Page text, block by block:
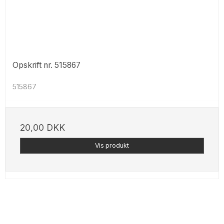
Opskrift nr. 515867
515867
20,00 DKK
Vis produkt